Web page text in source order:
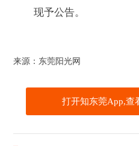
现予公告。
来源：东莞阳光网
打开知东莞App,查